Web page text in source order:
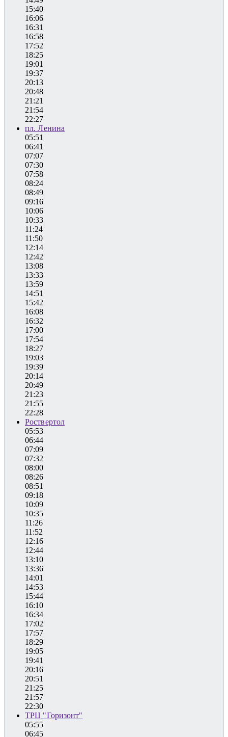
15:40
16:06
16:31
16:58
17:52
18:25
19:01
19:37
20:13
20:48
21:21
21:54
22:27
пл. Ленина
05:51
06:41
07:07
07:30
07:58
08:24
08:49
09:16
10:06
10:33
11:24
11:50
12:14
12:42
13:08
13:33
13:59
14:51
15:42
16:08
16:32
17:00
17:54
18:27
19:03
19:39
20:14
20:49
21:23
21:55
22:28
Роствертол
05:53
06:44
07:09
07:32
08:00
08:26
08:51
09:18
10:09
10:35
11:26
11:52
12:16
12:44
13:10
13:36
14:01
14:53
15:44
16:10
16:34
17:02
17:57
18:29
19:05
19:41
20:16
20:51
21:25
21:57
22:30
ТРЦ "Горизонт"
05:55
06:45